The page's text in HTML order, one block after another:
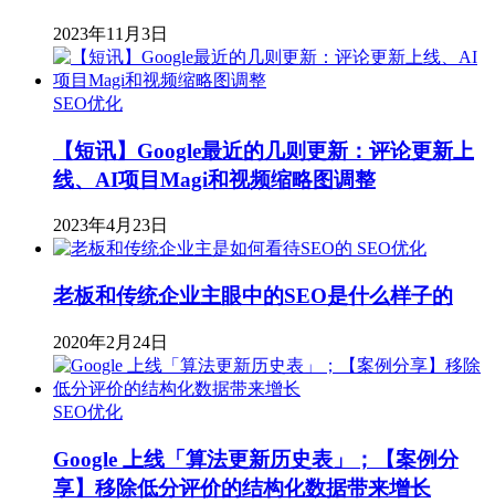
2023年11月3日
SEO优化
【短讯】Google最近的几则更新：评论更新上
线、AI项目Magi和视频缩略图调整
2023年4月23日
SEO优化
老板和传统企业主眼中的SEO是什么样子的
2020年2月24日
SEO优化
Google 上线「算法更新历史表」；【案例分
享】移除低分评价的结构化数据带来增长